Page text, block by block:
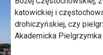
katowickiej i
drohiczyńskiej, czy
Akademicka